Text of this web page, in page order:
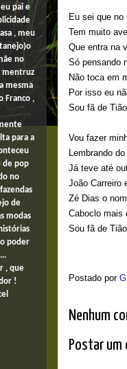
Eu sei que no
Tem muito
Que entra na
Só pensando
Não toca em
Por isso eu
Sou fã de
Vou fazer
Lembrando
Já teve até
João Carreiro
Zé Dias o
Caboclo mais
Sou fã de
Postado por
Nenhum
Postar
pai e
, meu
no
mentruz
mesma
Franco ,
para a
de pop
no
de
modas
poder
, que
!